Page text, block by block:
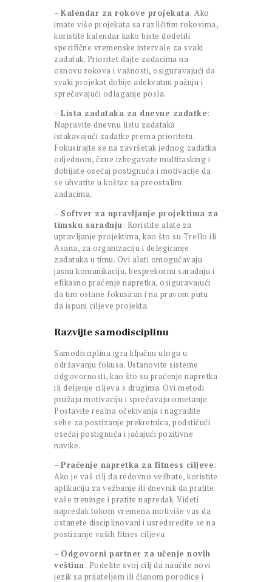
– Kalendar za rokove projekata: Ako
imate više projekata sa različitim rokovima,
koristite kalendar kako biste dodelili
specifične vremenske intervale za svaki
zadatak. Prioritet dajte zadacima na
osnovu rokova i važnosti, osiguravajući da
svaki projekat dobije adekvatnu pažnju i
sprečavajući odlaganje posla.
– Lista zadataka za dnevne zadatke:
Napravite dnevnu listu zadataka
istakavajući zadatke prema prioritetu.
Fokusirajte se na završetak jednog zadatka
odjednom, čime izbegavate multitasking i
dobijate osećaj postignuća i motivacije da
se uhvatite u koštac sa preostalim
zadacima.
– Softver za upravljanje projektima za
timsku saradnju: Koristite alate za
upravljanje projektima, kao što su Trello ili
Asana, za organizaciju i delegiranje
zadataka u timu. Ovi alati omogućavaju
jasnu komunikaciju, besprekornu saradnju i
efikasno praćenje napretka, osiguravajući
da tim ostane fokusiran i na pravom putu
da ispuni ciljeve projekta.
Razvijte samodisciplinu
Samodisciplina igra ključnu ulogu u
održavanju fokusa. Ustanovite sisteme
odgovornosti, kao što su praćenje napretka
ili deljenje ciljeva s drugima. Ovi metodi
pružaju motivaciju i sprečavaju ometanje.
Postavite realna očekivanja i nagradite
sebe za postizanje prekretnica, podstičući
osećaj postignuća i jačajući pozitivne
navike.
– Praćenje napretka za fitness ciljeve:
Ako je vaš cilj da redovno vežbate, koristite
aplikaciju za vežbanje ili dnevnik da pratite
vaše treninge i pratite napredak. Videti
napredak tokom vremena motiviše vas da
ostanete disciplinovani i usredsredite se na
postizanje vaših fitnes ciljeva.
– Odgovorni partner za učenje novih
veština: Podelite svoj cilj da naučite novi
jezik sa prijateljem ili članom porodice i